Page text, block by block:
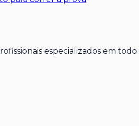
especializados em todo